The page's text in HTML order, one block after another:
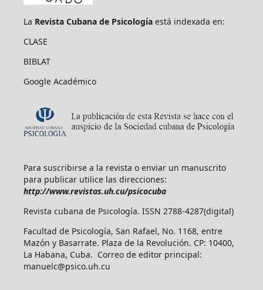
La Revista Cubana de Psicologíaestá indexada en:
CLASE
BIBLAT
Google Académico
Para suscribirse a la revista o enviar un manuscrito
para publicar utilice las direcciones:
http://www.revistas.uh.cu/psicocuba
Revista cubana de Psicología. ISSN 2788-4287(digital)
Facultad de Psicología, San Rafael, No. 1168, entre
Mazón y Basarrate. Plaza de la Revolución. CP: 10400,
La Habana, Cuba. Correo de editor principal:
manuelc@psico.uh.cu